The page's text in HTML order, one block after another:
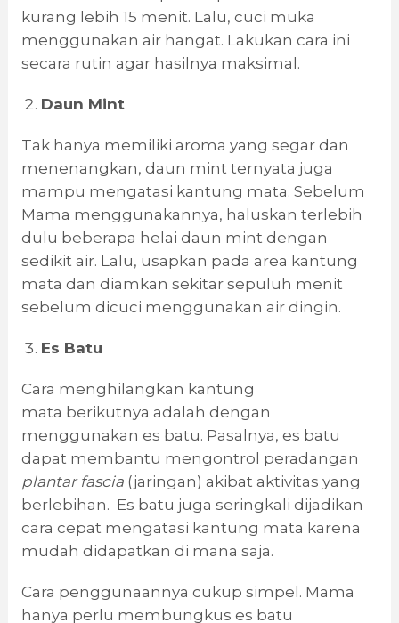
kurang lebih 15 menit. Lalu, cuci muka
menggunakan air hangat. Lakukan cara ini
secara rutin agar hasilnya maksimal.
Daun Mint
Tak hanya memiliki aroma yang segar dan
menenangkan, daun mint ternyata juga
mampu mengatasi kantung mata. Sebelum
Mama menggunakannya, haluskan terlebih
dulu beberapa helai daun mint dengan
sedikit air. Lalu, usapkan pada area kantung
mata dan diamkan sekitar sepuluh menit
sebelum dicuci menggunakan air dingin.
Es Batu
Cara menghilangkan kantung
mata berikutnya adalah dengan
menggunakan es batu. Pasalnya, es batu
dapat membantu mengontrol peradangan
plantar fascia (jaringan) akibat aktivitas yang
berlebihan. Es batu juga seringkali dijadikan
cara cepat mengatasi kantung mata karena
mudah didapatkan di mana saja.
Cara penggunaannya cukup simpel. Mama
hanya perlu membungkus es batu